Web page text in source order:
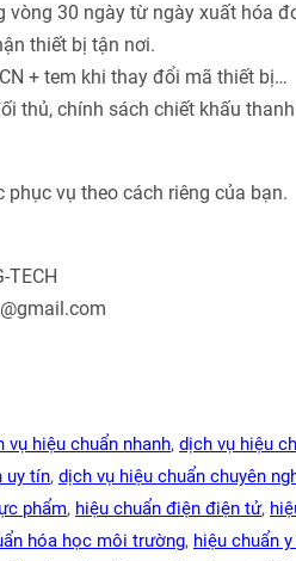
30 ngày từ ngày xuất hóa
thiết bị tận nơi.
+ tem khi thay đổi mã thiết bị…
thủ, chính sách chiết khấu
vụ theo cách riêng của bạn.
TECH
vụ hiệu chuẩn nhanh, dịch vụ hiệu
uy tín, dịch vụ hiệu chuẩn chuyên
phẩm, hiệu chuẩn điện điện tử,
hóa học môi trường, hiệu chuẩn